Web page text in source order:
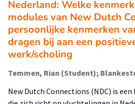
Nederland: Welke
modules van New Dutch
persoonlijke kenmerken
dragen bij aan een
werk/scholing
New Dutch Connections (NDC) is